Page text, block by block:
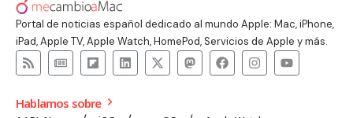
Portal de noticias español dedicado al mundo Apple: Mac, iPhone,
iPad, Apple TV, Apple Watch, HomePod, Servicios de Apple y más.
Hablamos sobre